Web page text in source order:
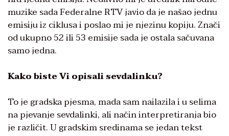
muzike sada Federalne RTV javio da je našao jednu
emisiju iz ciklusa i poslao mi je njezinu kopiju. Znači
od ukupno 52 ili 53 emisije sada je ostala sačuvana
samo jedna.
Kako biste Vi opisali sevdalinku?
To je gradska pjesma, mada sam nailazila i u selima
na pjevanje sevdalinki, ali način interpretiranja bio
je različit. U gradskim sredinama se jedan tekst